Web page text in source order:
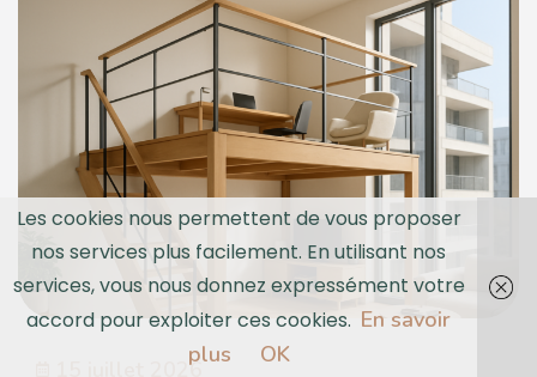
15 juillet 2026
Les cookies nous permettent de vous proposer
nos services plus facilement. En utilisant nos
services, vous nous donnez expressément votre
accord pour exploiter ces cookies. En savoir
plus
OK